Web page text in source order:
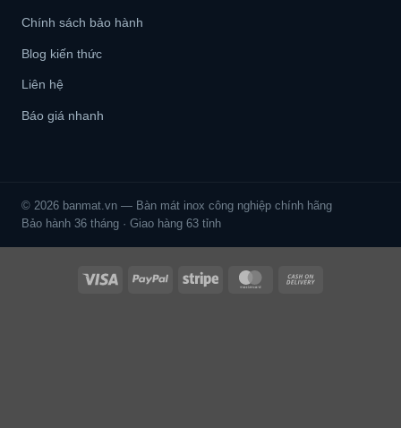
Chính sách bảo hành
Blog kiến thức
Liên hệ
Báo giá nhanh
© 2026 banmat.vn — Bàn mát inox công nghiệp chính hãng
Bảo hành 36 tháng · Giao hàng 63 tỉnh
Visa PayPal Stripe MasterCard